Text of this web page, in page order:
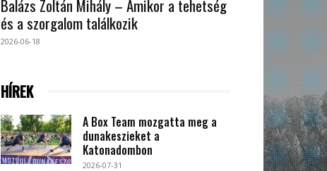
Balázs Zoltán Mihály – Amikor a tehetség
és a szorgalom találkozik
2026-06-18
HÍREK
A Box Team mozgatta meg a
dunakeszieket a
Katonadombon
2026-07-31